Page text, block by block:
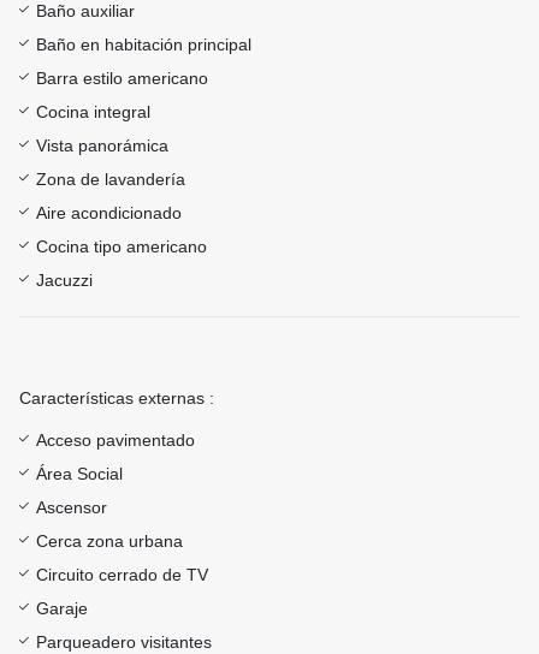
Baño auxiliar
Baño en habitación principal
Barra estilo americano
Cocina integral
Vista panorámica
Zona de lavandería
Aire acondicionado
Cocina tipo americano
Jacuzzi
Características externas :
Acceso pavimentado
Área Social
Ascensor
Cerca zona urbana
Circuito cerrado de TV
Garaje
Parqueadero visitantes